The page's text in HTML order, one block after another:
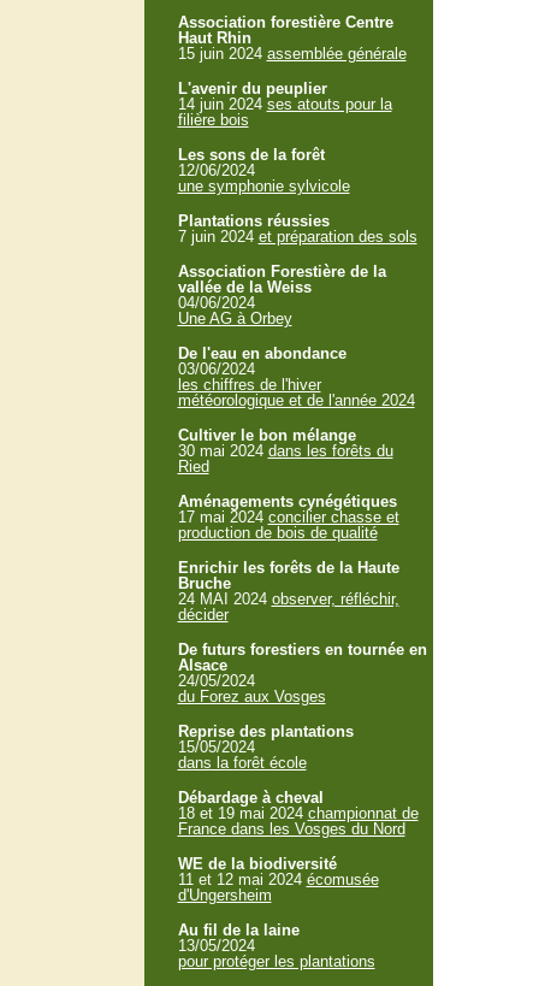
Association forestière Centre
Haut Rhin
15 juin 2024 assemblée générale
L'avenir du peuplier
14 juin 2024 ses atouts pour la
filière bois
Les sons de la forêt
12/06/2024
une symphonie sylvicole
Plantations réussies
7 juin 2024 et préparation des sols
Association Forestière de la
vallée de la Weiss
04/06/2024
Une AG à Orbey
De l'eau en abondance
03/06/2024
les chiffres de l'hiver
météorologique et de l'année 2024
Cultiver le bon mélange
30 mai 2024 dans les forêts du
Ried
Aménagements cynégétiques
17 mai 2024 concilier chasse et
production de bois de qualité
Enrichir les forêts de la Haute
Bruche
24 MAI 2024 observer, réfléchir,
décider
De futurs forestiers en tournée en
Alsace
24/05/2024
du Forez aux Vosges
Reprise des plantations
15/05/2024
dans la forêt école
Débardage à cheval
18 et 19 mai 2024 championnat de
France dans les Vosges du Nord
WE de la biodiversité
11 et 12 mai 2024 écomusée
d'Ungersheim
Au fil de la laine
13/05/2024
pour protéger les plantations